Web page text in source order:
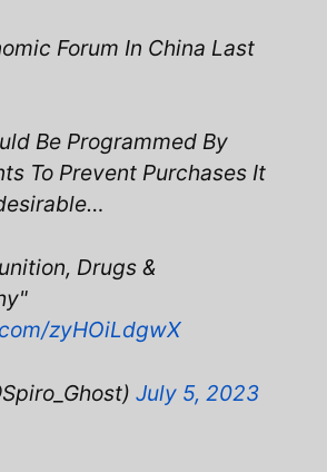
Forum In China Last
Be Programmed By
To Prevent Purchases It
Drugs &
zyHOiLdgwX
July 5, 2023